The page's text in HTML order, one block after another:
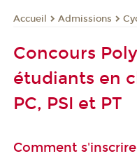
Accueil Admissions
Concours
étudiants en
PC, PSI et PT
Comment